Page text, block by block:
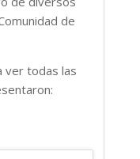
de
ver todas las